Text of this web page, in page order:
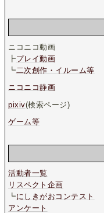
ニコニコ動画
┣プレイ動画
┗二次創作・イルーム等
ニコニコ静画
pixiv(検索ページ)
ゲーム等
活動者一覧
リスペクト企画
┗にしきがおコンテスト
アンケート